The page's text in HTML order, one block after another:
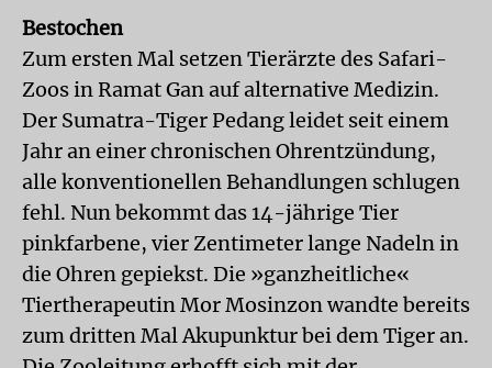
Bestochen
Zum ersten Mal setzen Tierärzte des Safari-
Zoos in Ramat Gan auf alternative Medizin.
Der Sumatra-Tiger Pedang leidet seit einem
Jahr an einer chronischen Ohrentzündung,
alle konventionellen Behandlungen schlugen
fehl. Nun bekommt das 14-jährige Tier
pinkfarbene, vier Zentimeter lange Nadeln in
die Ohren gepiekst. Die »ganzheitliche«
Tiertherapeutin Mor Mosinzon wandte bereits
zum dritten Mal Akupunktur bei dem Tiger an.